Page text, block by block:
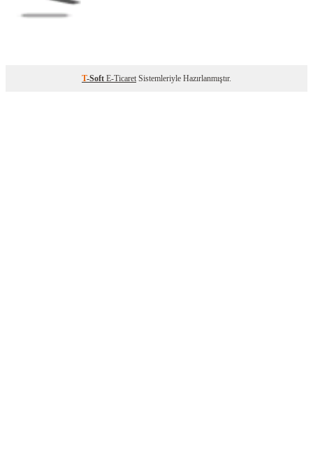
T-Soft E-Ticaret Sistemleriyle Hazırlanmıştır.